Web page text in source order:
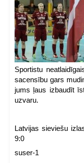
Sportistu
sacensību gars
jums ļaus izbaudīt
uzvaru.
Latvijas sieviešu
9:0
suser-1